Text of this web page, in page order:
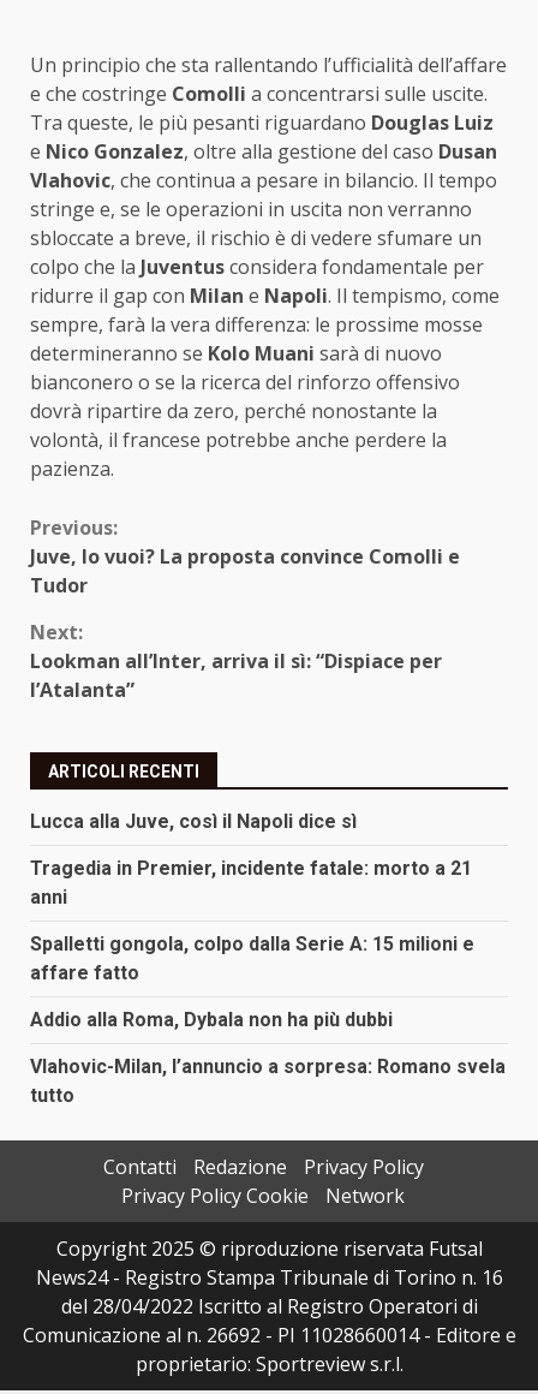
Un principio che sta rallentando l’ufficialità dell’affare
e che costringe Comolli a concentrarsi sulle uscite.
Tra queste, le più pesanti riguardano Douglas Luiz
e Nico Gonzalez, oltre alla gestione del caso Dusan
Vlahovic, che continua a pesare in bilancio. Il tempo
stringe e, se le operazioni in uscita non verranno
sbloccate a breve, il rischio è di vedere sfumare un
colpo che la Juventusconsidera fondamentale per
ridurre il gap con Milan e Napoli. Il tempismo, come
sempre, farà la vera differenza: le prossime mosse
determineranno se Kolo Muani sarà di nuovo
bianconero o se la ricerca del rinforzo offensivo
dovrà ripartire da zero, perché nonostante la
volontà, il francese potrebbe anche perdere la
pazienza.
Continue
Reading
Previous:
Juve, lo vuoi? La proposta convince Comolli e
Tudor
Next:
Lookman all’Inter, arriva il sì: “Dispiace per
l’Atalanta”
ARTICOLI RECENTI
Lucca alla Juve, così il Napoli dice sì
Tragedia in Premier, incidente fatale: morto a 21
anni
Spalletti gongola, colpo dalla Serie A: 15 milioni e
affare fatto
Addio alla Roma, Dybala non ha più dubbi
Vlahovic-Milan, l’annuncio a sorpresa: Romano svela
tutto
Contatti Redazione
Privacy Policy
Privacy Policy Cookie
Network
Copyright 2025 © riproduzione riservata Futsal
News24 - Registro Stampa Tribunale di Torino n. 16
del 28/04/2022 Iscritto al Registro Operatori di
Comunicazione al n. 26692 - PI 11028660014 - Editore e
proprietario: Sportreview s.r.l.